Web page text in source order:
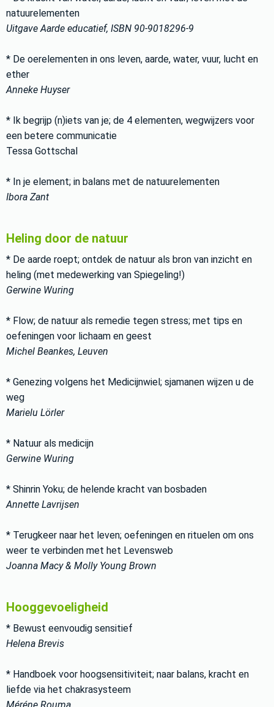
natuurelementen
Uitgave Aarde educatief, ISBN 90-9018296-9
* De oerelementen in ons leven, aarde, water, vuur, lucht en
ether
Anneke Huyser
* Ik begrijp (n)iets van je; de 4 elementen, wegwijzers voor
een betere communicatie
Tessa Gottschal
* In je element; in balans met de natuurelementen
Ibora Zant
Heling door de natuur
* De aarde roept; ontdek de natuur als bron van inzicht en
heling (met medewerking van Spiegeling!)
Gerwine Wuring
* Flow; de natuur als remedie tegen stress; met tips en
oefeningen voor lichaam en geest
Michel Beankes, Leuven
* Genezing volgens het Medicijnwiel; sjamanen wijzen u de
weg
Marielu Lörler
* Natuur als medicijn
Gerwine Wuring
* Shinrin Yoku; de helende kracht van bosbaden
Annette Lavrijsen
* Terugkeer naar het leven; oefeningen en rituelen om ons
weer te verbinden met het Levensweb
Joanna Macy & Molly Young Brown
Hooggevoeligheid
* Bewust eenvoudig sensitief
Helena Brevis
* Handboek voor hoogsensitiviteit; naar balans, kracht en
liefde via het chakrasysteem